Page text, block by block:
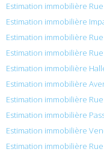
Estimation immobilière
Estimation immobilière
Estimation immobilière
Estimation immobilière
Estimation immobilière
Estimation immobilière
Estimation immobilière
Estimation immobilière
Estimation immobilière
Estimation immobilière